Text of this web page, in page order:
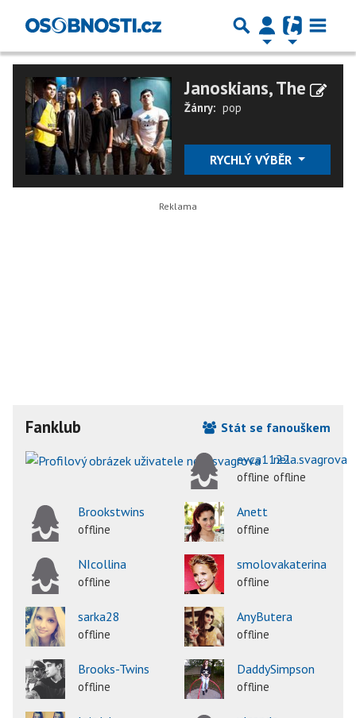
Janoskians, The
Žánry: pop
RYCHLÝ VÝBĚR
Fanklub
Stát se fanouškem
nela.svagrova
offline
evca1122
offline
Brookstwins
offline
Anett
offline
NIcollina
offline
smolovakaterina
offline
sarka28
offline
AnyButera
offline
Brooks-Twins
offline
DaddySimpson
offline